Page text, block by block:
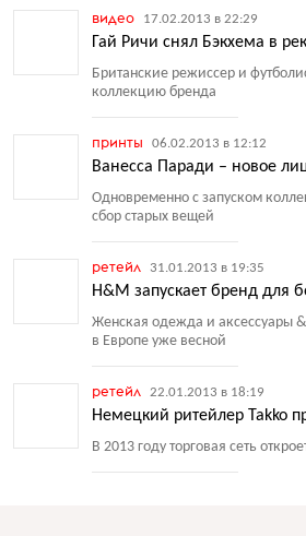
видео 17.02.2013 в 22:29
Гай Ричи снял Бэкхема в
Британские режиссер и
коллекцию бренда
принты 06.02.2013 в 12:12
Ванесса Паради – новое
Одновременно с запуском
сбор старых вещей
ретейл 31.01.2013 в 19:35
H&M запускает бренд для
Женская одежда и аксессуары
в Европе уже весной
ретейл 22.01.2013 в 18:19
Немецкий ритейлер Takko
В 2013 году торговая сеть